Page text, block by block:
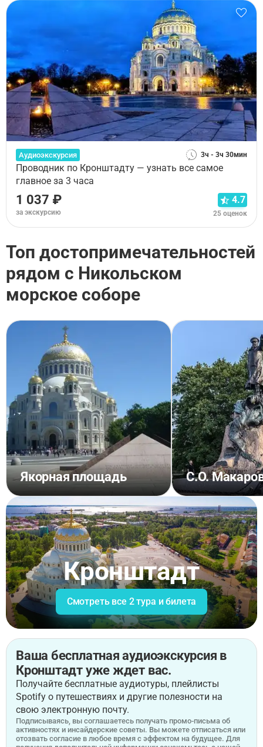
Аудиоэкскурсия 3ч - 3ч 30мин
Проводник по Кронштадту — узнать все самое
главное за 3 часа
1 037 ₽
за экскурсию
4.7
25 оценок
Топ достопримечательностей
рядом с Никольском
морское соборе
Якорная площадь С.О.
Кронштадт
Смотреть все 2 тура и билета
Ваша бесплатная аудиоэкскурсия в
Кронштадт уже ждет вас.
Получайте бесплатные аудиотуры, плейлисты
Spotify о путешествиях и другие полезности на
свою электронную почту.
Подписываясь, вы соглашаетесь получать промо-письма об
активностях и инсайдерские советы. Вы можете отписаться или
отозвать согласие в любое время с эффектом на будущее. Для